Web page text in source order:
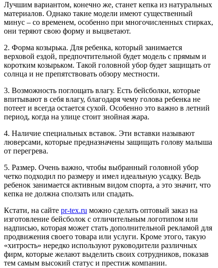
Лучшим вариантом, конечно же, станет кепка из натуральных
материалов. Однако такие модели имеют существенный
минус – со временем, особенно при многочисленных стирках,
они теряют свою форму и выцветают.
2. Форма козырька. Для ребенка, который занимается
верховой ездой, предпочтительной будет модель с прямым и
коротким козырьком. Такой головной убор будет защищать от
солнца и не препятствовать обзору местности.
3. Возможность поглощать влагу. Есть бейсболки, которые
впитывают в себя влагу, благодаря чему голова ребенка не
потеет и всегда остается сухой. Особенно это важно в летний
период, когда на улице стоит знойная жара.
4. Наличие специальных вставок. Эти вставки называют
люверсами, которые предназначены защищать голову малыша
от перегрева.
5. Размер. Очень важно, чтобы выбранный головной убор
четко подходил по размеру и имел идеальную усадку. Ведь
ребенок занимается активным видом спорта, а это значит, что
кепка не должна сползать или спадать.
Кстати, на сайте pr-tex.ru можно сделать оптовый заказ на
изготовление бейсболок с отличительным логотипом или
надписью, которая может стать дополнительной рекламой для
продвижения своего товара или услуги. Кроме этого, такую
«хитрость» нередко используют руководители различных
фирм, которые желают выделить своих сотрудников, показав
тем самым высокий статус и престиж компании.